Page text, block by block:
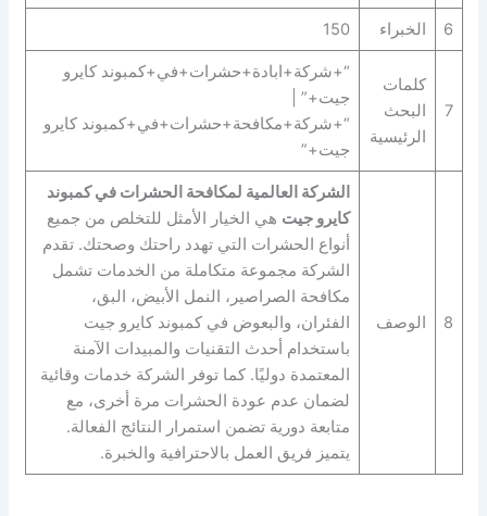
6 الخبراء 150
7
كلمات
البحث
الرئيسية
“+شركة+ابادة+حشرات+في+كمبوند كايرو
جيت+” |
“+شركة+مكافحة+حشرات+في+كمبوند كايرو
جيت+”
8 الوصف
الشركة العالمية لمكافحة الحشرات في كمبوند
كايرو جيت هي الخيار الأمثل للتخلص من جميع
أنواع الحشرات التي تهدد راحتك وصحتك. تقدم
الشركة مجموعة متكاملة من الخدمات تشمل
مكافحة الصراصير، النمل الأبيض، البق،
الفئران، والبعوض في كمبوند كايرو جيت
باستخدام أحدث التقنيات والمبيدات الآمنة
المعتمدة دوليًا. كما توفر الشركة خدمات وقائية
لضمان عدم عودة الحشرات مرة أخرى، مع
متابعة دورية تضمن استمرار النتائج الفعالة.
يتميز فريق العمل بالاحترافية والخبرة.